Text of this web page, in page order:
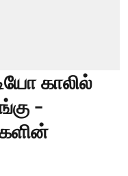
காலில்
-